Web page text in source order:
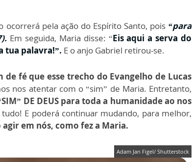
pela ação do Espírito Santo, pois “para
Em seguida, Maria disse: “Eis aqui a serva do
tua palavra!”. E o anjo Gabriel retirou-se.
fé que esse trecho do Evangelho de Lucas
nos atentar com o “sim” de Maria. Entretanto,
DE DEUS para toda a humanidade ao nos
tudo! E poderá continuar mudando, para melhor,
em nós, como fez a Maria.
Adam Jan Figel/ Shutterstock